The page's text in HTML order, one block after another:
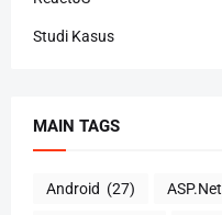
Studi Kasus
MAIN TAGS
Android (27) ASP.Net